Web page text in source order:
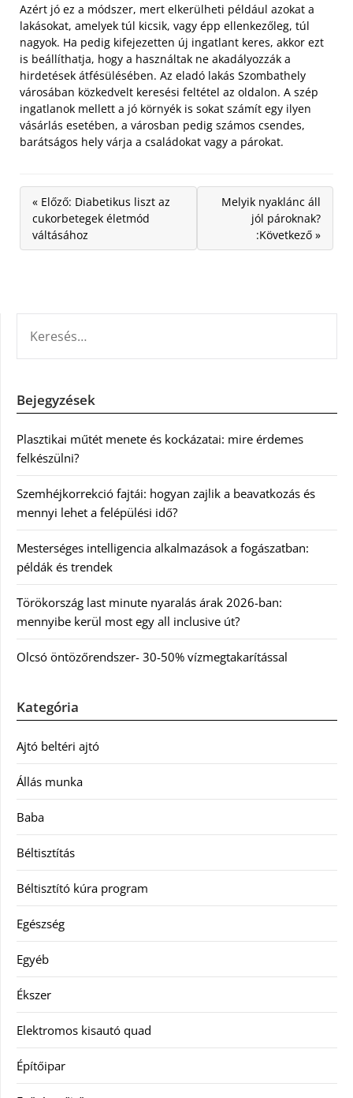
Azért jó ez a módszer, mert elkerülheti például azokat a
lakásokat, amelyek túl kicsik, vagy épp ellenkezőleg, túl
nagyok. Ha pedig kifejezetten új ingatlant keres, akkor ezt
is beállíthatja, hogy a használtak ne akadályozzák a
hirdetések átfésülésében. Az eladó lakás Szombathely
városában közkedvelt keresési feltétel az oldalon. A szép
ingatlanok mellett a jó környék is sokat számít egy ilyen
vásárlás esetében, a városban pedig számos csendes,
barátságos hely várja a családokat vagy a párokat.
« Előző: Diabetikus liszt az
cukorbetegek életmód
váltásához
Melyik nyaklánc áll
jól pároknak?
:Következő »
Bejegyzések
Plasztikai műtét menete és kockázatai: mire érdemes
felkészülni?
Szemhéjkorrekció fajtái: hogyan zajlik a beavatkozás és
mennyi lehet a felépülési idő?
Mesterséges intelligencia alkalmazások a fogászatban:
példák és trendek
Törökország last minute nyaralás árak 2026-ban:
mennyibe kerül most egy all inclusive út?
Olcsó öntözőrendszer- 30-50% vízmegtakarítással
Kategória
Ajtó beltéri ajtó
Állás munka
Baba
Béltisztítás
Béltisztító kúra program
Egészség
Egyéb
Ékszer
Elektromos kisautó quad
Építőipar